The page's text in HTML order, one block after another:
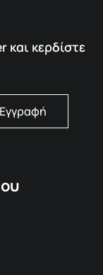
κερδίστε
Εγγραφή